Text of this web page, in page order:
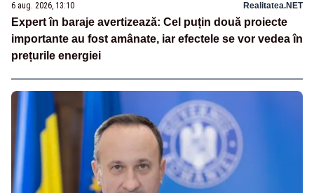
6 aug. 2026, 13:10 Realitatea.NET
Expert în baraje avertizează: Cel puțin două proiecte
importante au fost amânate, iar efectele se vor vedea în
prețurile energiei